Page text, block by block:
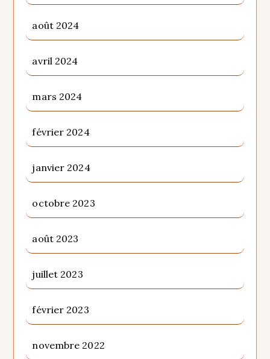
août 2024
avril 2024
mars 2024
février 2024
janvier 2024
octobre 2023
août 2023
juillet 2023
février 2023
novembre 2022